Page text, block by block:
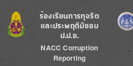
Image
ร้องเรียนการทุจริต
และประพฤติมิชอบ
ป.ป.ช.
NACC Corruption
Reporting